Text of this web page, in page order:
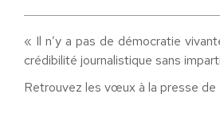
« Il n’y a pas de démocratie
crédibilité journalistique sans
Retrouvez les vœux à la presse de